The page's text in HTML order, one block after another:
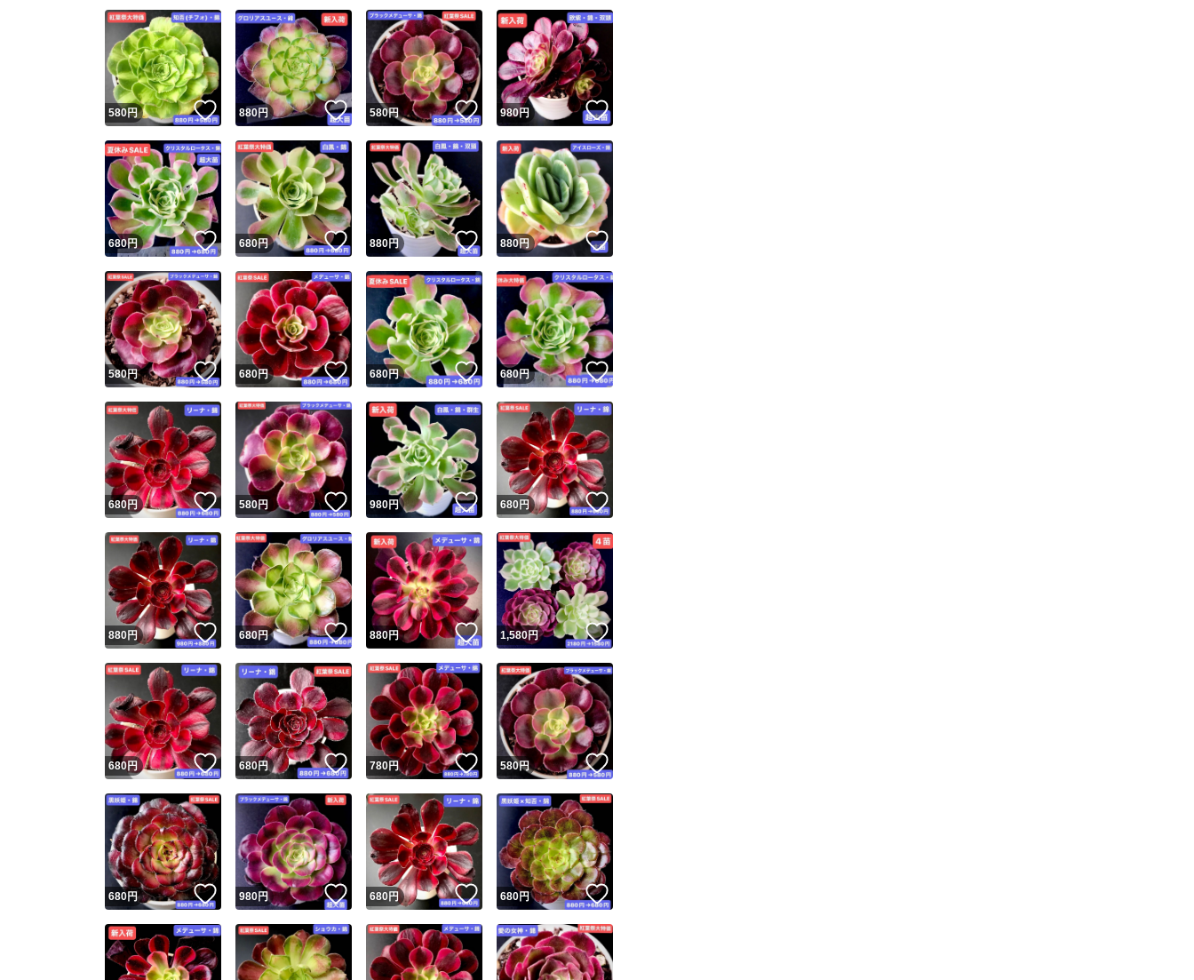
スピード発送 このユーザーは高頻度で24時間以内に発送しています
安心発送 このユーザーは設定した発送日数内に発送しています
580円 いいね！
880円 いいね！
580円 いいね！
980円 いいね！
680円 いいね！
680円 いいね！
880円 いいね！
880円
580円 いいね！
680円 いいね！
680円 いいね！
680円 いいね！
680円 いいね！
580円 いいね！
980円 いいね！
680円
880円 いいね！
680円 いいね！
880円 いいね！
1,580円
680円 いいね！
680円 いいね！
780円 いいね！
580円
680円 いいね！
980円 いいね！
680円 いいね！
680円